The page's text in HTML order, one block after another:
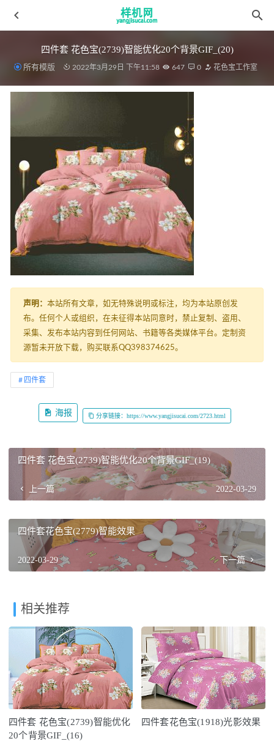
四件套 花色宝(2739)智能优化20个背景GIF_(20)
所有模版 2022年3月29日 下午11:58 647 0 花色宝工作室
声明： 本站所有文章，如无特殊说明或标注，均为本站原创发
布。任何个人或组织，在未征得本站同意时，禁止复制、盗用、
采集、发布本站内容到任何网站、书籍等各类媒体平台。定制资
源暂未开放下载，购买联系QQ398374625。
四件套
海报 分享链接：https://www.yangjisucai.com/2723.html
四件套 花色宝(2739)智能优化20个背景GIF_(19)
上一篇 2022-03-29
四件套花色宝(2779)智能效果
2022-03-29 下一篇
相关推荐
四件套 花色宝(2739)智能优化
20个背景GIF_(16)
四件套花色宝(1918)光影效果
夏凉被aijiads.taobao (1459) 2022-03-17
桌布花色宝(2392)xg 2022-03-15
床笠花色宝(2427)智能效果2 2022-04-10
绗缝被aijiads.taobao (1033)-2
2022-03-19
数码贴图花色宝(2553)智能220224效果 2022-03-19